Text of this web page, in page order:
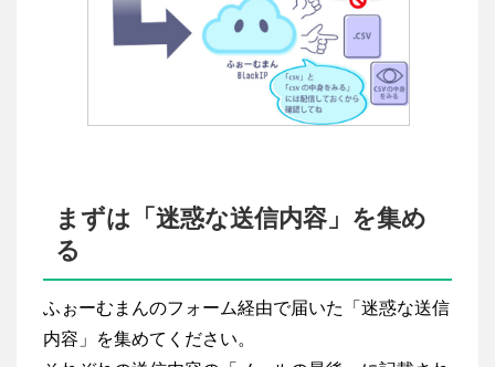
まずは「迷惑な送信内容」を集め
る
ふぉーむまんのフォーム経由で届いた「迷惑な送信
内容」を集めてください。